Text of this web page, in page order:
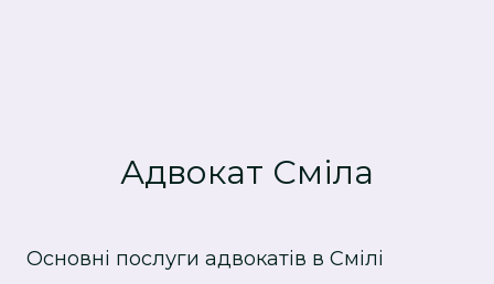
Адвокат Сміла
Основні послуги адвокатів в Смілі